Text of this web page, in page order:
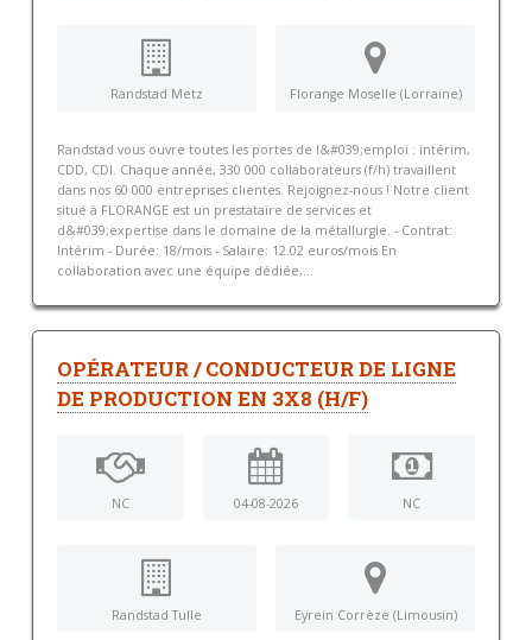
Randstad Metz Florange Moselle (Lorraine)
Randstad vous ouvre toutes les portes de l&#039;emploi : intérim,
CDD, CDI. Chaque année, 330 000 collaborateurs (f/h) travaillent
dans nos 60 000 entreprises clientes. Rejoignez-nous ! Notre client
situé à FLORANGE est un prestataire de services et
d&#039;expertise dans le domaine de la métallurgie. - Contrat:
Intérim - Durée: 18/mois - Salaire: 12.02 euros/mois En
collaboration avec une équipe dédiée,...
OPÉRATEUR / CONDUCTEUR DE LIGNE
DE PRODUCTION EN 3X8 (H/F)
NC 04-08-2026 NC
Randstad Tulle Eyrein Corrèze (Limousin)